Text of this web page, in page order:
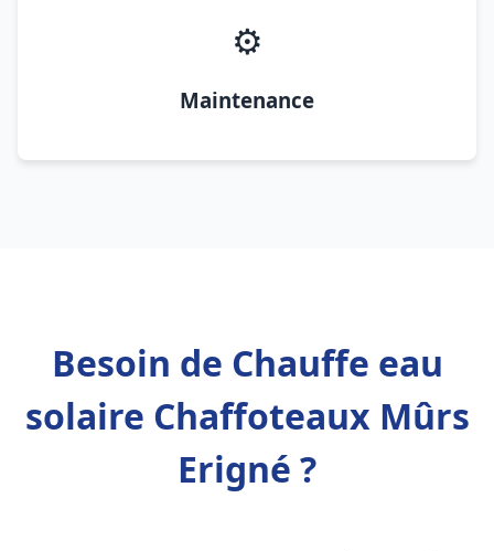
⚙️
Maintenance
Besoin de Chauffe eau
solaire Chaffoteaux Mûrs
Erigné ?